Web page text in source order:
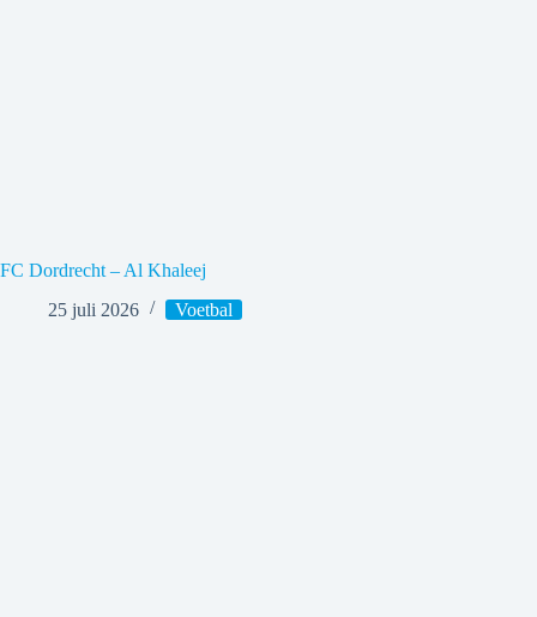
FC Dordrecht – Al Khaleej
25 juli 2026
Voetbal